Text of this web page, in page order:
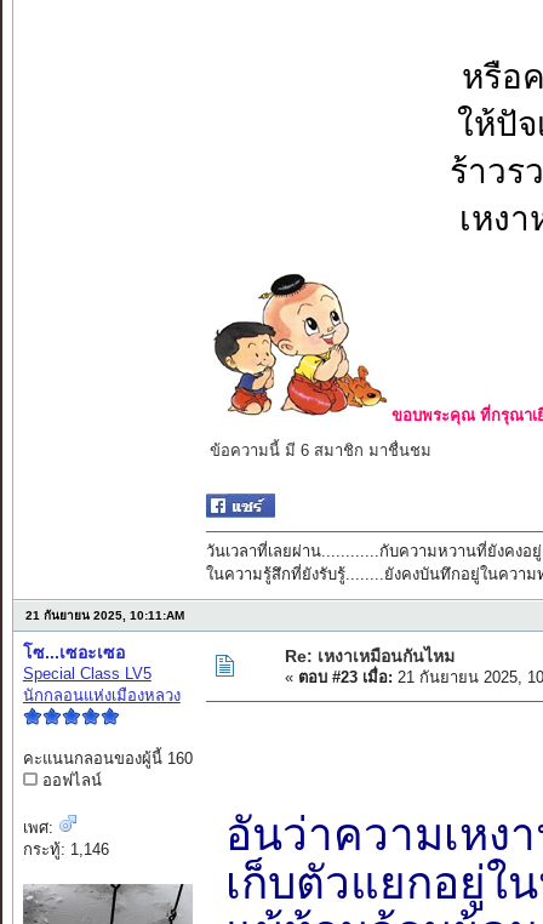
หรือ
ให้ปั
ร้าวร
เหง
ขอบพระคุณ ที่กรุณาเ
ข้อความนี้ มี 6 สมาชิก มาชื่นชม
วันเวลาที่เลยผ่าน............กับความหวานที่ยังคงอยู่
ในความรู้สึกที่ยังรับรู้........ยังคงบันทึกอยู่ในความ
21 กันยายน 2025, 10:11:AM
โซ...เซอะเซอ
Special Class LV5
นักกลอนแห่งเมืองหลวง
คะแนนกลอนของผู้นี้ 160
ออฟไลน์
เพศ:
กระทู้: 1,146
Re: เหงาเหมือนกันไหม
« ตอบ #23 เมื่อ: 21 กันยายน 2025,
อันว่าความเหง
เก็บตัวแยกอยู่ใ